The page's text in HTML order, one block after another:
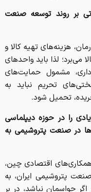
بر روند توسعه صنعت
هزینه‌های تهیه کالا و
می‌برد؛ لذا باید واحدهای
مشمول حمایت‌های
حاکمیتی قرار گیرند چون همه سختی‌های ‎تحریم نباید به
تحمیل شود.
را در حوزه دیپلماسی
در صنعت پتروشیمی به
اقتصادی چین،
پتروشیمی ایران، به
حواسمان نباشد، در بر